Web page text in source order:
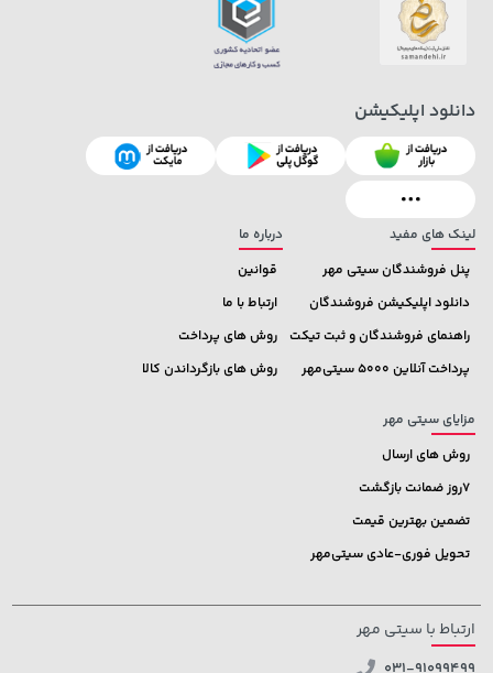
46,279,000 تومان خرید
607,800 تومان
659,900
لینک های مفید
پنل فروشندگان سیتی مهر
دانلود اپلیکیشن فروشندگان
راهنمای فروشندگان و ثبت تیکت
پرداخت آنلاین 5000 سیتی‌مهر
درباره ما
قوانین
ارتباط با ما
روش های پرداخت
روش های بازگرداندن کالا
مزایای سیتی مهر
روش های ارسال
7روز ضمانت بازگشت
تضمین بهترین قیمت
تحویل فوری-عادی سیتی‌مهر
دانلود اپلیکیشن
ارتباط با سیتی مهر
031-91099499